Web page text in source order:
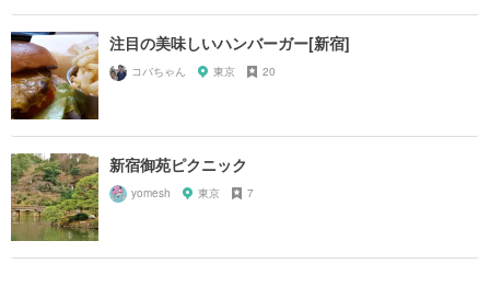
注目の美味しいハンバーガー[新宿]
コバちゃん 東京 20
新宿御苑ピクニック
yomesh 東京 7